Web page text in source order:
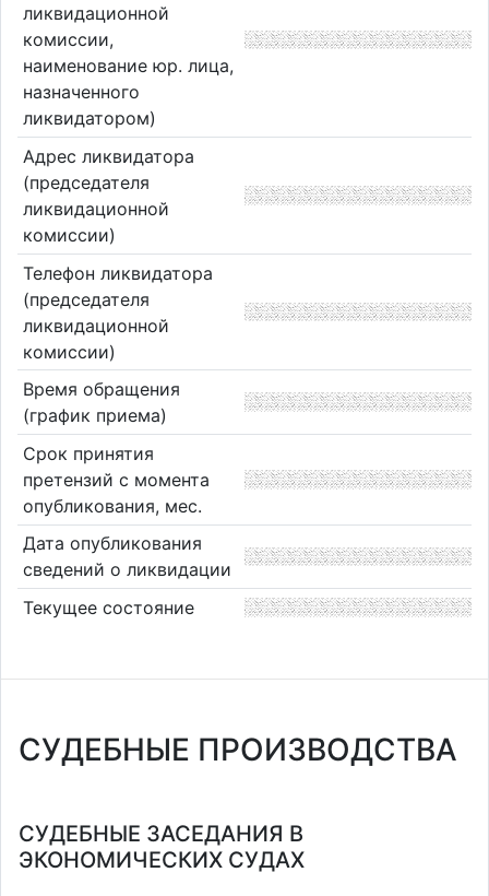
ликвидационной
комиссии,
наименование юр. лица,
назначенного
ликвидатором)
Адрес ликвидатора
(председателя
ликвидационной
комиссии)
Телефон ликвидатора
(председателя
ликвидационной
комиссии)
Время обращения
(график приема)
Срок принятия
претензий с момента
опубликования, мес.
Дата опубликования
сведений о ликвидации
Текущее состояние
СУДЕБНЫЕ ПРОИЗВОДСТВА
СУДЕБНЫЕ ЗАСЕДАНИЯ В
ЭКОНОМИЧЕСКИХ СУДАХ